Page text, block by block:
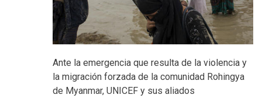
Ante la emergencia que resulta de la violencia y
la migración forzada de la comunidad Rohingya
de Myanmar, UNICEF y sus aliados